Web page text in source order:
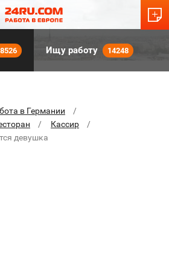
Ищу работу 14248
в Германии
Кассир
девушка